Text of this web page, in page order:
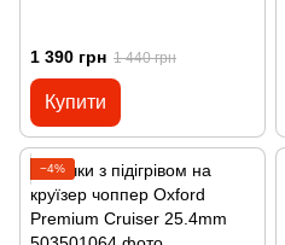
1 390 грн 1 440 грн
Купити
−4%